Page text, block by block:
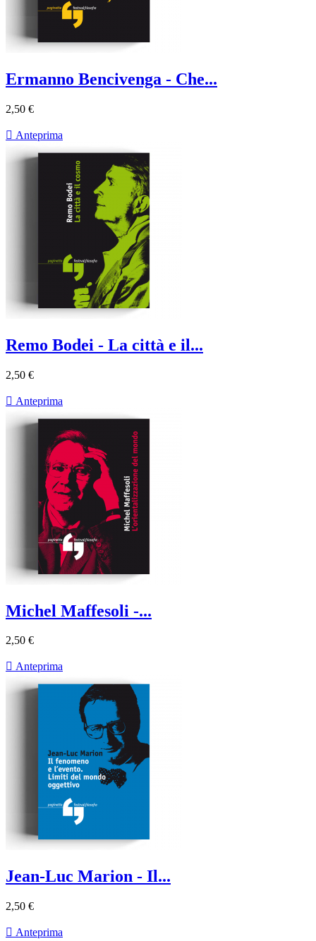
Ermanno Bencivenga - Che...
2,50 €
 Anteprima
Remo Bodei - La città e il...
2,50 €
 Anteprima
Michel Maffesoli -...
2,50 €
 Anteprima
Jean-Luc Marion - Il...
2,50 €
 Anteprima